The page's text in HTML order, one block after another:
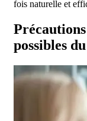
fois naturelle et
possibles